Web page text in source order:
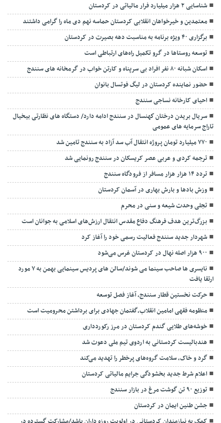
شناسایی ۲ هزار میلیارد فرار مالیاتی در کردستان
معتمدین و خیرخواهان انقلابی کردستان حماسه نهم دی ماه را گرامی داشتند
برگزاری ۴۰ ویژه برنامه به مناسبت دهه بصیرت در کردستان
توسعه روستاها در گرو تکمیل راه‌های ارتباطی است
اسکان شبانه ۸۰ نفر افراد بی سرپناه و کارتن خواب در گرمخانه های سنندج
حضور نماینده کردستان در لیگ فوتسال بانوان
احیای کارخانه نساجی سنندج
سريال بريدن درختان كهنسال در سنندج ادامه دارد/ دستگاه های نظارتی بیخيال
تاراج سرمايه های عمومی
۷۷۰ میلیارد تومان پروژه انتقال آب سد آزاد به سنندج تامین شد
ترجمه کردی و عربی عصر کریسکان در سنندج رونمایی شد
تردد ۱۴ هزار هزار مسافر از فرودگاه سنندج
وزش بادها و بارش بهاری در آسمان کردستان
تجلی وحدت شیعه و سنی در محرم
بزرگ‌ترین هدف فرهنگ دفاع مقدس انتقال ارزش‌های اسلامی به جوانان است
شهردار جدید سنندج فعالیت رسمی خود را آغاز کرد
۹۰۰ هزار اصله نهال در کردستان غرس می‌شود
نایسری ها صاحب سینما می شوند/سالن های پردیس سینمایی بهمن به ۷ مورد
ارتقا یافت
حرکت نخستین قطار سنندج، آغاز فصل توسعه
منظومه فقهی امامین انقلاب،گفتمان جهادی برای برداشتن محرومیت است
خوشه‌های طلایی گندم کردستان در مرز رکوردداری
هندبالیست کردستانی به اردوی تیم ملی دعوت شد
گرد و خاک، سلامت گروه‌های پرخطر را تهدید می‌کند
اعلام شرط جدید بخشودگی جرایم مالیاتی کردستان
توزیع ۹۰ تن گوشت مرغ در بازار سنندج
جشن طنین ایمان در کردستان